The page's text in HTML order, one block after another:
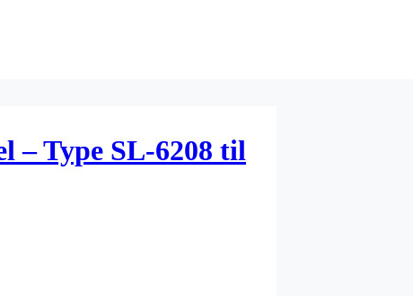
– Type SL-6208 til